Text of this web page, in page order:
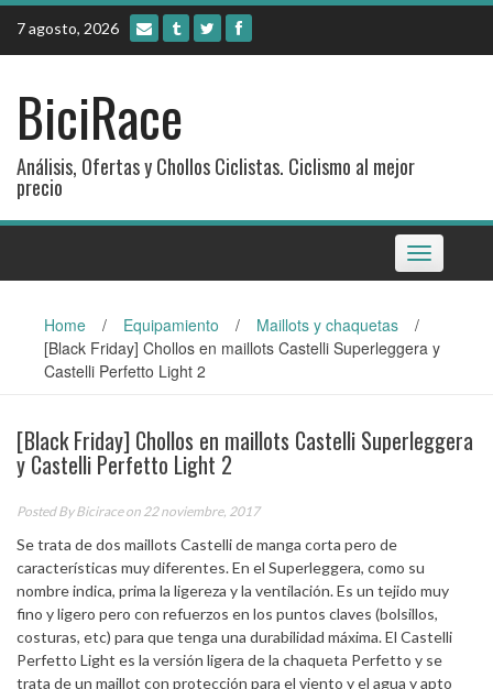
Skip
content
7 agosto, 2026
BiciRace
Análisis, Ofertas y Chollos Ciclistas. Ciclismo al mejor
precio
Toggle
navigation
Home / Equipamiento / Maillots y chaquetas
/
[Black Friday] Chollos en maillots Castelli Superleggera y
Castelli Perfetto Light 2
[Black Friday] Chollos en maillots Castelli Superleggera
y Castelli Perfetto Light 2
Posted ByBiciraceon 22 noviembre, 2017
Se trata de dos maillots Castelli de manga corta pero de
características muy diferentes. En el Superleggera, como su
nombre indica, prima la ligereza y la ventilación. Es un tejido muy
fino y ligero pero con refuerzos en los puntos claves (bolsillos,
costuras, etc) para que tenga una durabilidad máxima. El Castelli
Perfetto Light es la versión ligera de la chaqueta Perfetto y se
trata de un maillot con protección para el viento y el agua y apto